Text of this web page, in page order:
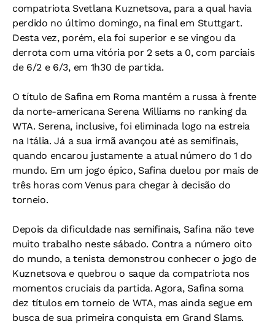
compatriota Svetlana Kuznetsova, para a qual havia
perdido no último domingo, na final em Stuttgart.
Desta vez, porém, ela foi superior e se vingou da
derrota com uma vitória por 2 sets a 0, com parciais
de 6/2 e 6/3, em 1h30 de partida.
O título de Safina em Roma mantém a russa à frente
da norte-americana Serena Williams no ranking da
WTA. Serena, inclusive, foi eliminada logo na estreia
na Itália. Já a sua irmã avançou até as semifinais,
quando encarou justamente a atual número do 1 do
mundo. Em um jogo épico, Safina duelou por mais de
três horas com Venus para chegar à decisão do
torneio.
Depois da dificuldade nas semifinais, Safina não teve
muito trabalho neste sábado. Contra a número oito
do mundo, a tenista demonstrou conhecer o jogo de
Kuznetsova e quebrou o saque da compatriota nos
momentos cruciais da partida. Agora, Safina soma
dez títulos em torneio de WTA, mas ainda segue em
busca de sua primeira conquista em Grand Slams.